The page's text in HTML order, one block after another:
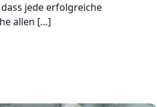
jede erfolgreiche
allen […]